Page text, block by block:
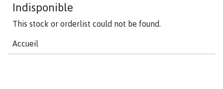
Indisponible
This stock or orderlist could not be found.
Accueil